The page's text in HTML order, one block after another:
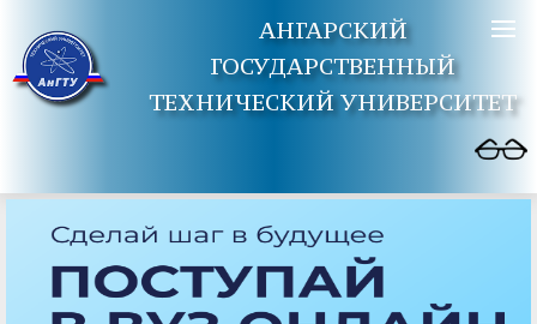
АНГАРСКИЙ
ГОСУДАРСТВЕННЫЙ
ТЕХНИЧЕСКИЙ УНИВЕРСИТЕТ